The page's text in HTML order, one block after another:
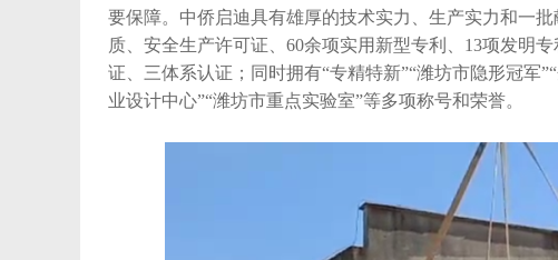
要保障。中侨启迪具有雄厚的技术实力、生产实力和一
质、安全生产许可证、60余项实用新型专利、13项发明
证、三体系认证；同时拥有“专精特新”“潍坊市隐形冠军
业设计中心”“潍坊市重点实验室”等多项称号和荣誉。